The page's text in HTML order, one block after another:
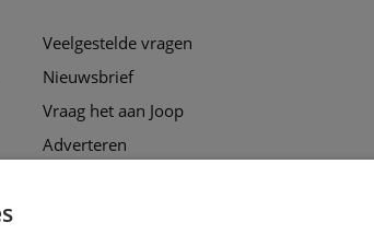
Veelgestelde vragen
Nieuwsbrief
Vraag het aan Joop
Adverteren